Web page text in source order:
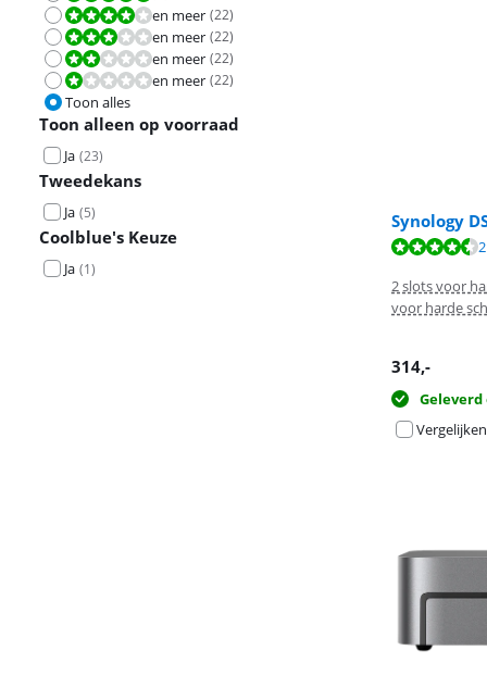
Beoordeling is 8,0 van de 10.
en meer (22)
Beoordeling is 6,0 van de 10.
en meer (22)
Beoordeling is 4,0 van de 10.
en meer (22)
Beoordeling is 2,0 van de 10.
en meer (22)
Toon alles
Toon alleen op voorraad
Ja (23)
Tweedekans
Ja (5)
Coolblue's Keuze
Ja (1)
Synology
Beoordeling is
2 slots voor
voor harde
314,-
Geleverd
Vergelijken
Beoordeling is
Beoordeling is